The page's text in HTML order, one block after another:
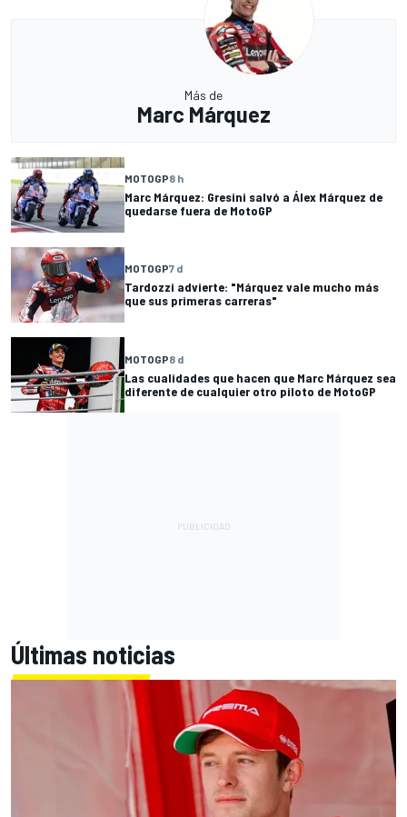
Más de
Marc Márquez
MOTOGP8 h
Marc Márquez: Gresini salvó a Álex Márquez de
quedarse fuera de MotoGP
MOTOGP7 d
Tardozzi advierte: "Márquez vale mucho más
que sus primeras carreras"
MOTOGP8 d
Las cualidades que hacen que Marc Márquez sea
diferente de cualquier otro piloto de MotoGP
Últimas noticias